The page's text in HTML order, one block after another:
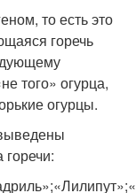
то есть это
горечь
того» огурца,
огурцы.